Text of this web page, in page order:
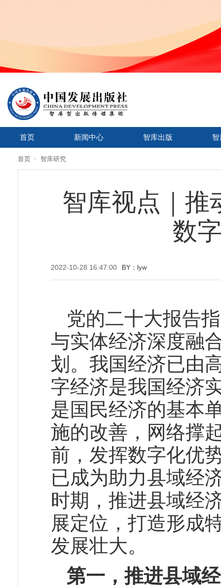
首页 新闻中心 智库出版
首页 > 智库研究
智库视点｜推
数
2022-10-28 16:47:00 BY：lyw
党的二十大报告
与实体经济深度融
划。我国经济已由
字经济是我国经济
是国民经济的基本
施的改善，网络撑
前，发挥数字化优
已成为助力县域经
时期，推进县域经
展定位，打造形成
发展壮大。
第一，推进县域